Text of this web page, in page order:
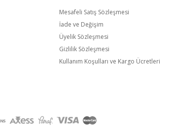
Mesafeli Satış Sözleşmesi
İade ve Değişim
Üyelik Sözleşmesi
Gizlilik Sözleşmesi
Kullanım Koşulları ve Kargo Ücretleri